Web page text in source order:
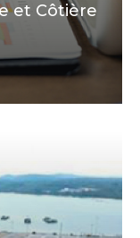
et Côtière